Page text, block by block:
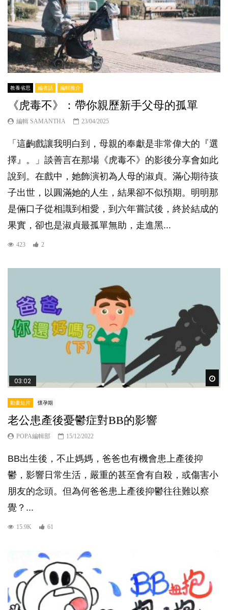
教養省思 編者話 編輯推介
《虎毒不》：帶你親歷新手父母的孤單
編輯 SAMANTHA 23/04/2025
「這齣戲讓我明白到，母親的奉獻是非常偉大的『選
擇』。」談善言在那場《虎毒不》的影後分享會如此
說到。在戲中，她飾演初為人母的淑貞。滿心期待孩
子出世，以圓滿她的人生，結果卻不似預期。明明那
是倆口子從相識到相愛，到六年嘗試後，終於結成的
果實，卻也是淑貞最孤單無助，走進黑...
423 2
03:02
動畫短片 懷孕期
老公患產後憂鬱症對BB的影響
POPA編輯部 15/12/2022
BB出生後，不止媽媽，爸爸也有機會患上產後抑
鬱，影響日常生活，嚴重的甚至會有自殺，或傷害小
朋友的念頭。但為何爸爸患上產後抑鬱往往難以察
覺？...
15.9K 61